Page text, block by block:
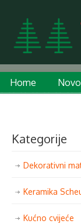
Home
Kategorije
Dekorativni
Keramika
Kućno cvijeće